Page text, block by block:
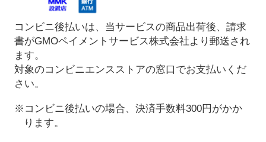
コンビニ後払いは、当サービスの商品出荷後、請求
書がGMOペイメントサービス株式会社より郵送され
ます。
対象のコンビニエンスストアの窓口でお支払いくだ
さい。
※コンビニ後払いの場合、決済手数料300円がかか
ります。